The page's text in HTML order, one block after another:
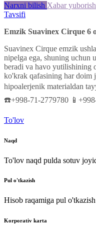
Narxni bilish Xabar yuborish
Tavsifi
Emzik Suavinex Cirque 6
Suavinex Cirque emzik
nipelga ega, shuning uchun u
beradi va havo yutilishining
ko'krak qafasining har doim
hipoalerjenik materialdan
☎️+998-71-2779780
To'lov
Naqd
To'lov naqd pulda sotuv
Pul o'tkazish
Hisob raqamiga pul
Korporativ karta